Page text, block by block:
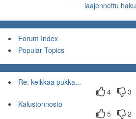
laajennettu haku
Forum Index
Popular Topics
Re: keikkaa pukka...
4
3
Kalustonnosto
5
2